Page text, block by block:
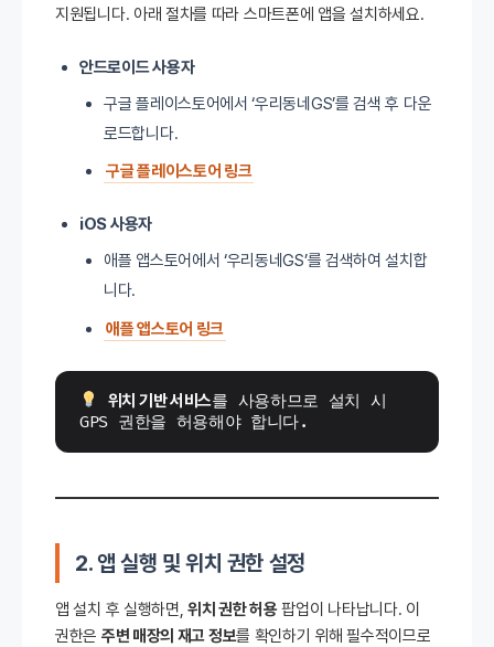
지원됩니다. 아래 절차를 따라 스마트폰에 앱을 설치하세요.
안드로이드 사용자
구글 플레이스토어에서 ‘우리동네GS’를 검색 후 다운
로드합니다.
구글 플레이스토어 링크
iOS 사용자
애플 앱스토어에서 ‘우리동네GS’를 검색하여 설치합
니다.
애플 앱스토어 링크
위치 기반 서비스를 사용하므로 설치 시
GPS 권한을 허용해야 합니다.
2. 앱 실행 및 위치 권한 설정
앱 설치 후 실행하면,위치 권한 허용팝업이 나타납니다. 이
권한은 주변 매장의 재고 정보를 확인하기 위해 필수적이므로